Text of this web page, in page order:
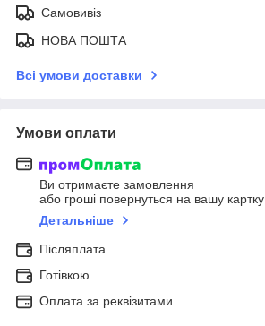
Самовивіз
НОВА ПОШТА
Всі умови доставки
Умови оплати
Ви отримаєте замовлення
або гроші повернуться на вашу картку
Детальніше
Післяплата
Готівкою.
Оплата за реквізитами